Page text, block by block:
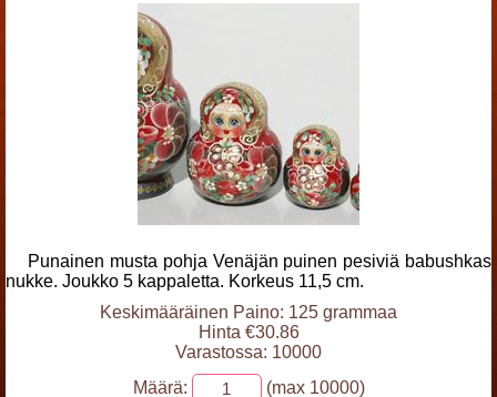
Punainen musta pohja Venäjän puinen pesiviä babushkas
nukke. Joukko 5 kappaletta. Korkeus 11,5 cm.
Keskimääräinen Paino: 125 grammaa
Hinta €30.86
Varastossa: 10000
Määrä:
(max 10000)